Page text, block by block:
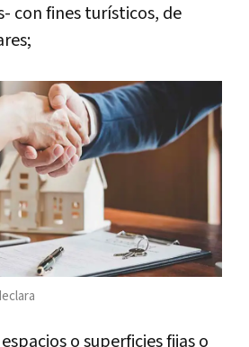
con fines turísticos, de
o superficies fijas o